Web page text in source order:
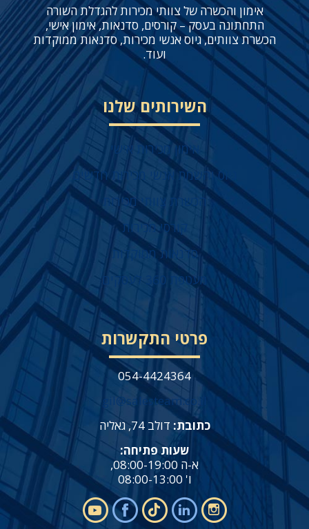
אימון והכשרה של צוותי מכירות להגדלת השורה
התחתונה בעסק – קורסים, סדנאות, אימון אישי,
הכשרת צוותים, גיוס אנשי מכירות, סדנאות ממוקדות
ועוד.
השירותים שלנו
אימון מכירות אישי
גיוס והשמת אנשי מכירות חדשים
הכשרת צוותי מכירות
קורסי מכירות
סדנאות ממוקדות
מעטפת 360 לעסקים
פרטי התקשרות
054-4424364
gil@salesteam.co.il
כתובת: דולב 74, גאליה
שעות פתיחה:
א-ה 08:00-19:00,
ו' 08:00-13:00